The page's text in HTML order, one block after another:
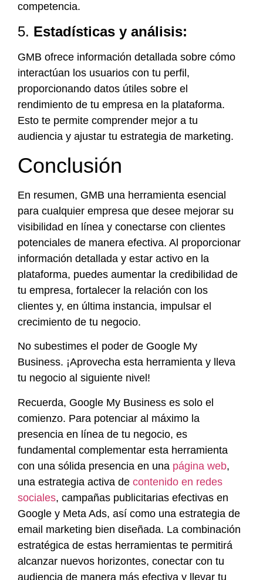
competencia.
5. Estadísticas y análisis:
GMB ofrece información detallada sobre cómo
interactúan los usuarios con tu perfil,
proporcionando datos útiles sobre el
rendimiento de tu empresa en la plataforma.
Esto te permite comprender mejor a tu
audiencia y ajustar tu estrategia de marketing.
Conclusión
En resumen, GMB una herramienta esencial
para cualquier empresa que desee mejorar su
visibilidad en línea y conectarse con clientes
potenciales de manera efectiva. Al proporcionar
información detallada y estar activo en la
plataforma, puedes aumentar la credibilidad de
tu empresa, fortalecer la relación con los
clientes y, en última instancia, impulsar el
crecimiento de tu negocio.
No subestimes el poder de Google My
Business. ¡Aprovecha esta herramienta y lleva
tu negocio al siguiente nivel!
Recuerda, Google My Business es solo el
comienzo. Para potenciar al máximo la
presencia en línea de tu negocio, es
fundamental complementar esta herramienta
con una sólida presencia en una página web,
una estrategia activa de contenido en redes
sociales, campañas publicitarias efectivas en
Google y Meta Ads, así como una estrategia de
email marketing bien diseñada. La combinación
estratégica de estas herramientas te permitirá
alcanzar nuevos horizontes, conectar con tu
audiencia de manera más efectiva y llevar tu